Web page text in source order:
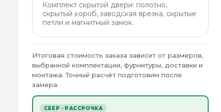
Комплект скрытой двери: полотно,
скрытый короб, заводская врезка, скрытые
петли и магнитный замок.
Итоговая стоимость заказа зависит от размеров,
выбранной комплектации, фурнитуры, доставки и
монтажа. Точный расчёт подготовим после
замера.
СБЕР · РАССРОЧКА